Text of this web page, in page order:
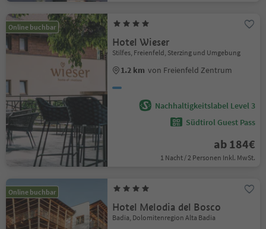
Online buchbar
Hotel Wieser
Stilfes, Freienfeld, Sterzing und Umgebung
1.2 km von Freienfeld Zentrum
Nachhaltigkeitslabel Level 3
Südtirol Guest Pass
ab 184€
1 Nacht / 2 Personen Inkl. MwSt.
Online buchbar
Hotel Melodia del Bosco
Badia, Dolomitenregion Alta Badia